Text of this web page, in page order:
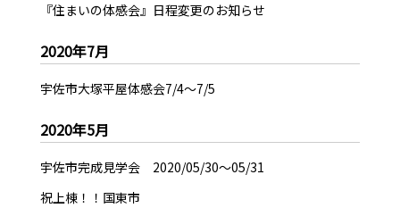
『住まいの体感会』日程変更のお知らせ
2020年7月
宇佐市大塚平屋体感会7/4～7/5
2020年5月
宇佐市完成見学会 2020/05/30～05/31
祝上棟！！国東市